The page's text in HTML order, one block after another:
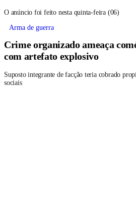
O anúncio foi feito nesta quinta-feira (06)
Arma de guerra
Crime organizado ameaça
com artefato explosivo
Suposto integrante de facção teria cobrado
sociais